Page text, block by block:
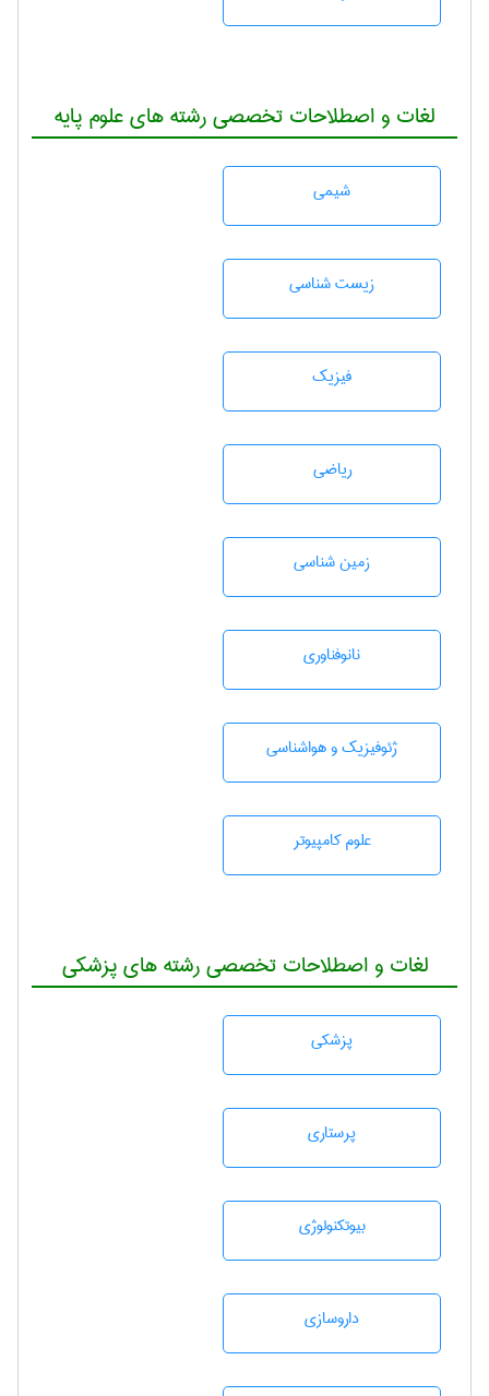
لغات و اصطلاحات تخصصی رشته های علوم پایه
شيمی
زيست شناسی
فیزیک
رياضی
زمين شناسی
نانوفناوری
ژئوفيزيك و هواشناسی
علوم کامپیوتر
لغات و اصطلاحات تخصصی رشته های پزشکی
پزشكی
پرستاری
بيوتكنولوژی
داروسازی